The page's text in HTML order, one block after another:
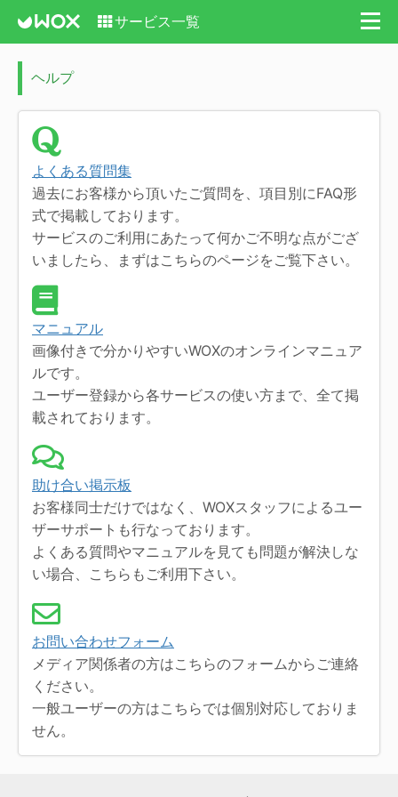
サービス一覧
ヘルプ
よくある質問集
過去にお客様から頂いたご質問を、項目別にFAQ形
式で掲載しております。
サービスのご利用にあたって何かご不明な点がござ
いましたら、まずはこちらのページをご覧下さい。
マニュアル
画像付きで分かりやすいWOXのオンラインマニュア
ルです。
ユーザー登録から各サービスの使い方まで、全て掲
載されております。
助け合い掲示板
お客様同士だけではなく、WOXスタッフによるユー
ザーサポートも行なっております。
よくある質問やマニュアルを見ても問題が解決しな
い場合、こちらもご利用下さい。
お問い合わせフォーム
メディア関係者の方はこちらのフォームからご連絡
ください。
一般ユーザーの方はこちらでは個別対応しておりま
せん。